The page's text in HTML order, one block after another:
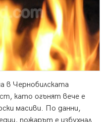
в Чернобилската
като огънят вече е
масиви. По данни,